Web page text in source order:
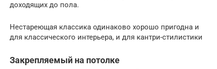
доходящих до пола.
Нестареющая классика одинаково хорошо пригодна и
для классического интерьера, и для кантри-стилистики
Закрепляемый на потолке